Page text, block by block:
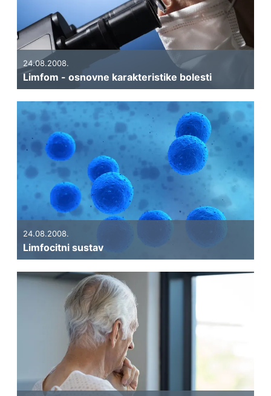
24.08.2008.
Limfom - osnovne karakteristike bolesti
24.08.2008.
Limfocitni sustav